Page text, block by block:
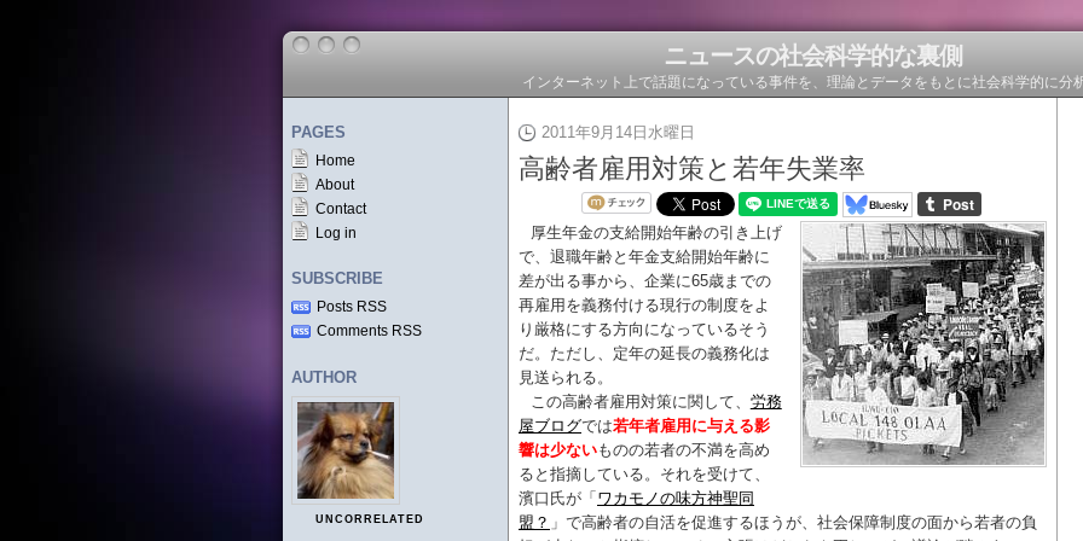
ニュースの社会科学的な裏側
インターネット上で話題になっている事件を、理論とデータをもとに社会科学的に分
PAGES
Home
About
Contact
Log in
SUBSCRIBE
Posts RSS
Comments RSS
AUTHOR
UNCORRELATED
2011年9月14日水曜日
高齢者雇用対策と若年失業率
厚生年金の支給開始年齢の引き上げ
で、退職年齢と年金支給開始年齢に
差が出る事から、企業に65歳までの
再雇用を義務付ける現行の制度をよ
り厳格にする方向になっているそう
だ。ただし、定年の延長の義務化は
見送られる。
この高齢者雇用対策に関して、 労務
屋ブログでは若年者雇用に与える影
響は少ないものの若者の不満を高め
ると指摘している。それを受けて、
濱口氏が「 ワカモノの味方神聖同
盟？ 」で高齢者の自活を促進するほうが、社会保障制度の面から若者の負